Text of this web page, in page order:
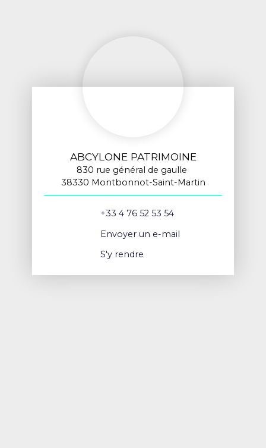
ABCYLONE PATRIMOINE
830 rue général de gaulle
38330 Montbonnot-Saint-Martin
+33 4 76 52 53 54
Envoyer un e-mail
S'y rendre